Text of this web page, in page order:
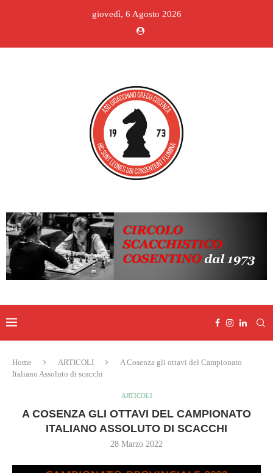
giovedì, 6 Agosto 2026
Home ARTICOLI
A Cosenza gli ottavi del Campionato
Italiano Assoluto di scacchi
ARTICOLI
A COSENZA GLI OTTAVI DEL CAMPIONATO
ITALIANO ASSOLUTO DI SCACCHI
28 Marzo 2022